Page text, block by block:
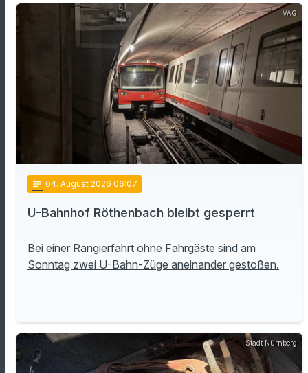
VAG
notes 04. August 2026 06:07
U-Bahnhof Röthenbach bleibt gesperrt
Bei einer Rangierfahrt ohne Fahrgäste sind am
Sonntag zwei U-Bahn-Züge aneinander gestoßen.
Stadt Nürnberg